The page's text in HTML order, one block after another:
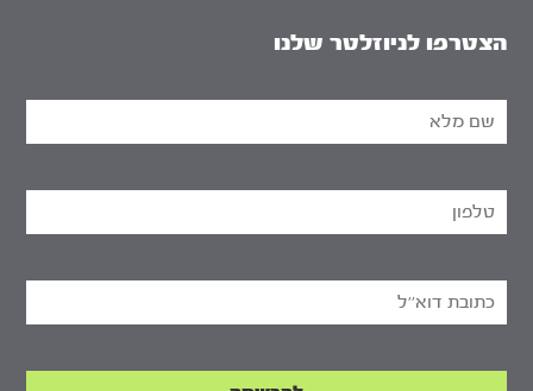
הצטרפו לניוזלטר שלנו